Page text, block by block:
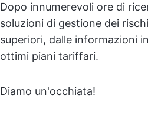
Dopo innumerevoli ore di
soluzioni di gestione dei
superiori, dalle informazioni
ottimi piani tariffari.
Diamo un'occhiata!